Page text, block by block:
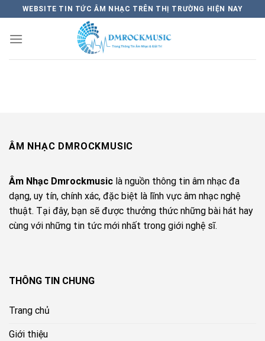
content
WEBSITE TIN TỨC ÂM NHẠC TRÊN THỊ TRƯỜNG HIỆN NAY
ÂM NHẠC DMROCKMUSIC
Âm Nhạc Dmrockmusic là nguồn thông tin âm nhạc đa
dạng, uy tín, chính xác, đặc biệt là lĩnh vực âm nhạc nghệ
thuật. Tại đây, bạn sẽ được thưởng thức những bài hát hay
cùng với những tin tức mới nhất trong giới nghệ sĩ.
THÔNG TIN CHUNG
Trang chủ
Giới thiệu